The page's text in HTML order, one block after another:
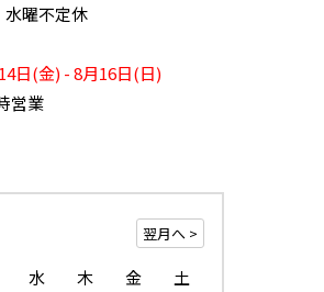
水曜不定休
日(金) - 8月16日(日)
営業
水 木 金
土